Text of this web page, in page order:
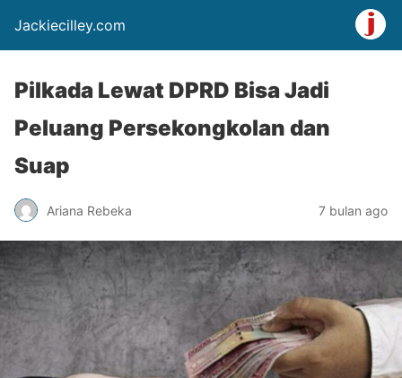
Jackiecilley.com
Pilkada Lewat DPRD Bisa Jadi
Peluang Persekongkolan dan
Suap
Ariana Rebeka 7 bulan ago